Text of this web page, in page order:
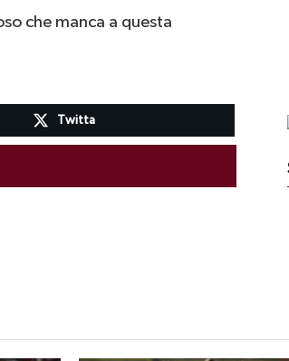
che manca a questa
Twitta